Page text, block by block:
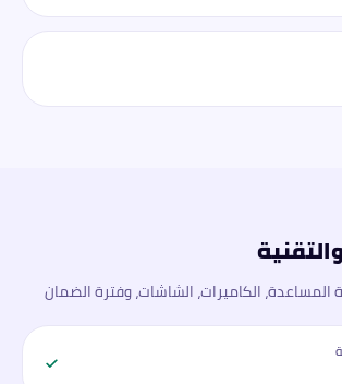
المساعدة، الكاميرات، الشاشات، وفترة الضمان